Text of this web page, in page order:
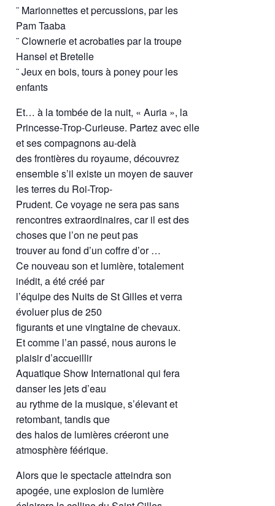
¨ Marionnettes et percussions, par les
Pam Taaba
¨ Clownerie et acrobaties par la troupe
Hansel et Bretelle
¨ Jeux en bois, tours à poney pour les
enfants
Et… à la tombée de la nuit, « Auria », la
Princesse-Trop-Curieuse. Partez avec elle
et ses compagnons au-delà
des frontières du royaume, découvrez
ensemble s’il existe un moyen de sauver
les terres du Roi-Trop-
Prudent. Ce voyage ne sera pas sans
rencontres extraordinaires, car il est des
choses que l’on ne peut pas
trouver au fond d’un coffre d’or …
Ce nouveau son et lumière, totalement
inédit, a été créé par
l’équipe des Nuits de St Gilles et verra
évoluer plus de 250
figurants et une vingtaine de chevaux.
Et comme l’an passé, nous aurons le
plaisir d’accueillir
Aquatique Show International qui fera
danser les jets d’eau
au rythme de la musique, s’élevant et
retombant, tandis que
des halos de lumières créeront une
atmosphère féérique.
Alors que le spectacle atteindra son
apogée, une explosion de lumière